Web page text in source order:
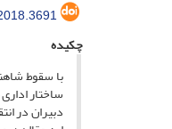
چکیده
با سقوط
ساختار
دبیران در